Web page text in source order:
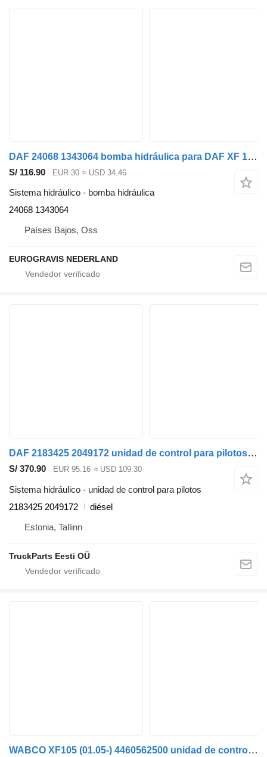
DAF 24068 1343064 bomba hidráulica para DAF XF 105 cabeza tractora
S/ 116.90 EUR 30 ≈ USD 34.46
Sistema hidráulico - bomba hidráulica
24068 1343064
Países Bajos, Oss
EUROGRAVIS NEDERLAND
DAF 2183425 2049172 unidad de control para pilotos para DAF XF106 (2014-) cabeza tractora
S/ 370.90 EUR 95.16 ≈ USD 109.30
Sistema hidráulico - unidad de control para pilotos
2183425 2049172
diésel
Estonia, Tallinn
TruckParts Eesti OÜ
WABCO XF105 (01.05-) 4460562500 unidad de control para pilotos para DAF XF95, XF105 (2001-2014) cabeza tractora